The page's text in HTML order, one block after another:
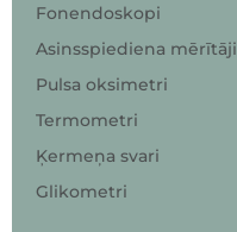
Fonendoskopi
Asinsspiediena mērītāji
Pulsa oksimetri
Termometri
Ķermeņa svari
Glikometri